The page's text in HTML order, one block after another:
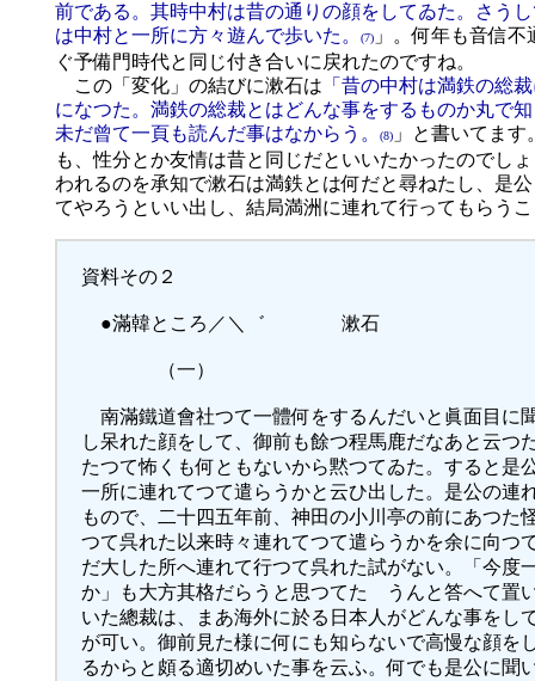
前である。其時中村は昔の通りの顔をしてゐた。さう
は中村と一所に方々遊んで歩いた。
(7) 」。何年も音信
ぐ予備門時代と同じ付き合いに戻れたのですね。
この「変化」の結びに漱石は 「昔の中村は満鉄の総
になつた。満鉄の総裁とはどんな事をするものか丸で
未だ曾て一頁も読んだ事はなからう。
(8) 」と書いてま
も、性分とか友情は昔と同じだといいたかったのでし
われるのを承知で漱石は満鉄とは何だと尋ねたし、是
てやろうといい出し、結局満洲に連れて行ってもらう
資料その２
●滿韓ところ／＼゛ 漱石
（一）
南滿鐵道會社つて一體何をするんだいと眞面目に
し呆れた顔をして、御前も餘つ程馬鹿だなあと云つ
たつて怖くも何ともないから黙つてゐた。すると是
一所に連れてつて遣らうかと云ひ出した。是公の連
もので、二十四五年前、神田の小川亭の前にあつた
つて呉れた以来時々連れてつて遣らうかを余に向つ
だ大した所へ連れて行つて呉れた試がない。「今度
か」も大方其格だらうと思つてたゞうんと答へて置
いた總裁は、まあ海外に於る日本人がどんな事をし
が可い。御前見た様に何にも知らないで高慢な顔を
るからと頗る適切めいた事を云ふ。何でも是公に聞